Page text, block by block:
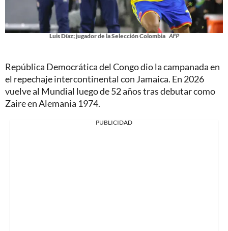
Luis Díaz; jugador de la Selección Colombia AFP
República Democrática del Congo dio la campanada en
el repechaje intercontinental con Jamaica. En 2026
vuelve al Mundial luego de 52 años tras debutar como
Zaire en Alemania 1974.
PUBLICIDAD